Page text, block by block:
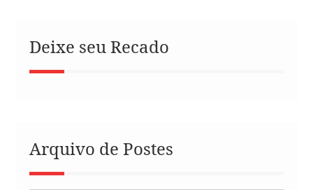
Deixe seu Recado
Arquivo de Postes